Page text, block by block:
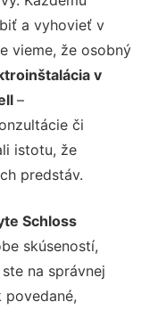
a vyhovieť v
vieme, že osobný
v
–
či
istotu, že
predstáv.
Schloss
skúseností,
na správnej
povedané,